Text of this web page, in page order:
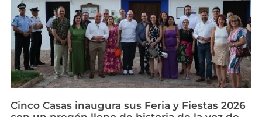
Cinco Casas inaugura sus Feria y Fiestas 2026